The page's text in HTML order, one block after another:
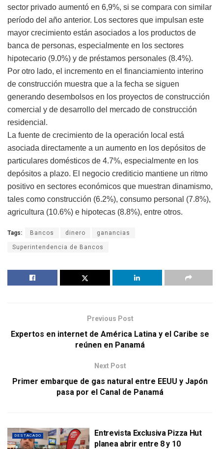
sector privado aumentó en 6,9%, si se compara con similar
período del año anterior. Los sectores que impulsan este
mayor crecimiento están asociados a los productos de
banca de personas, especialmente en los sectores
hipotecario (9.0%) y de préstamos personales (8.4%).
Por otro lado, el incremento en el financiamiento interino
de construcción muestra que a la fecha se siguen
generando desembolsos en los proyectos de construcción
comercial y de desarrollo del mercado de construcción
residencial.
La fuente de crecimiento de la operación local está
asociada directamente a un aumento en los depósitos de
particulares domésticos de 4.7%, especialmente en los
depósitos a plazo. El negocio crediticio mantiene un ritmo
positivo en sectores económicos que muestran dinamismo,
tales como construcción (6.2%), consumo personal (7.8%),
agricultura (10.6%) e hipotecas (8.8%), entre otros.
Tags: Bancos dinero ganancias
Superintendencia de Bancos
Previous Post
Expertos en internet de América Latina y el Caribe se
reúnen en Panamá
Next Post
Primer embarque de gas natural entre EEUU y Japón
pasa por el Canal de Panamá
DESTACADO
Entrevista Exclusiva Pizza Hut
planea abrir entre 8 y 10